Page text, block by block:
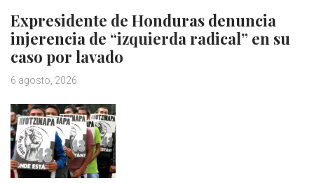
Expresidente de Honduras denuncia
injerencia de “izquierda radical” en su
caso por lavado
6 agosto, 2026